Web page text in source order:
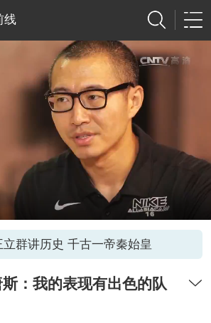
线
立群讲历史 千古一帝秦始皇
：我的表现有出色的队